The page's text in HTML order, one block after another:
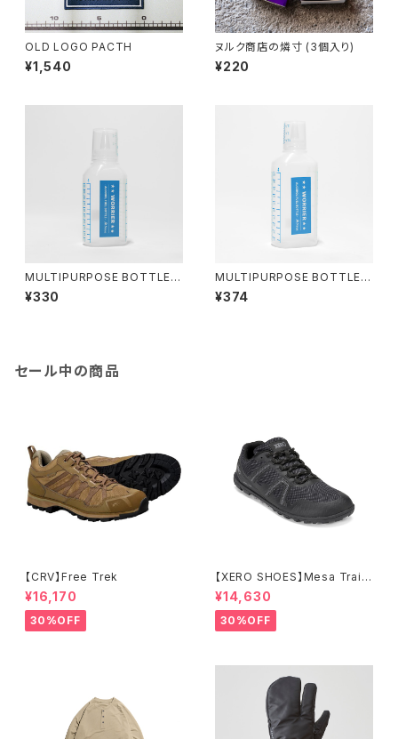
OLD LOGO PACTH
¥1,540
ヌルク商店の燐寸 (3個入り)
¥220
MULTIPURPOSE BOTTLE 1
00ml
¥330
MULTIPURPOSE BOTTLE 2
00ml
¥374
セール中の商品
【CRV】Free Trek
¥16,170
30%OFF
【XERO SHOES】Mesa Trail
WP (ブラック)
¥14,630
30%OFF